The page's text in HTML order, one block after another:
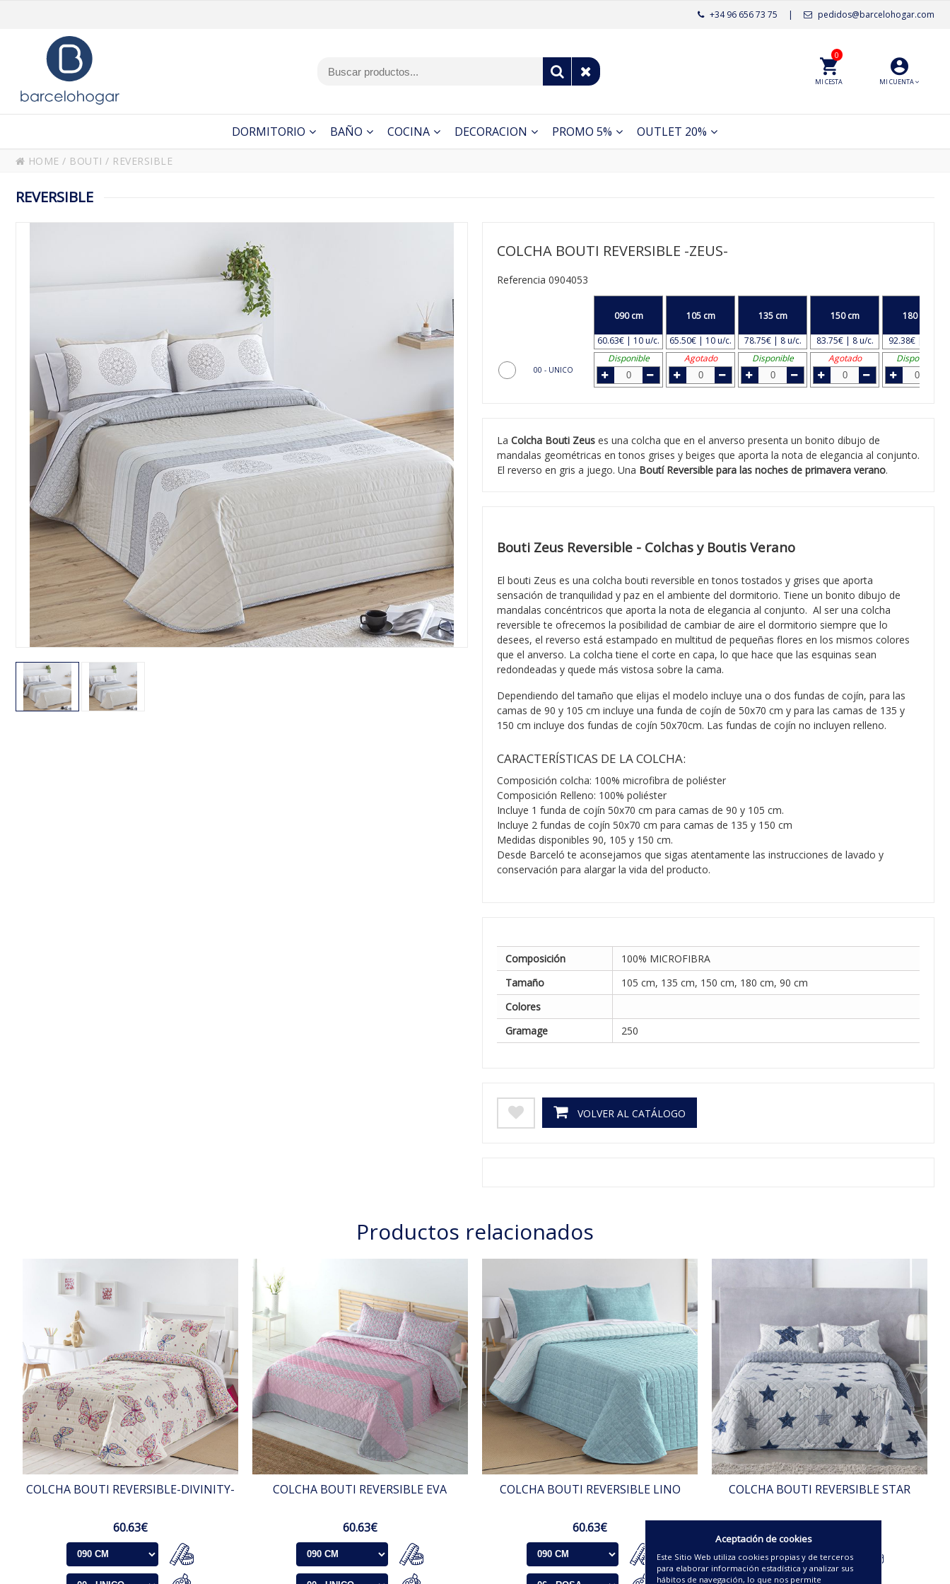
pedidos@barcelohogar.com
|
+34 96 656 73 75
MI CUENTA
MI CESTA
0
DORMITORIO BAÑO COCINA DECORACION PROMO 5% OUTLET 20%
HOME / BOUTI / REVERSIBLE
REVERSIBLE
COLCHA BOUTI REVERSIBLE -ZEUS-
Referencia 0904053
00 - UNICO
090 cm
60.63€ | 10 u/c.
105 cm
65.50€ | 10 u/c.
135 cm
78.75€ | 8 u/c.
150 cm
83.75€ | 8 u/c.
180 cm
92.38€ | 8 u/c.
Disponible
Agotado Disponible Agotado Disponible
La Colcha Bouti Zeus es una colcha que en el anverso presenta un bonito dibujo de
mandalas geométricas en tonos grises y beiges que aporta la nota de elegancia al conjunto.
El reverso en gris a juego. Una Boutí Reversible para las noches de primavera verano.
Bouti Zeus Reversible - Colchas y Boutis Verano
El bouti Zeus es una colcha bouti reversible en tonos tostados y grises que aporta
sensación de tranquilidad y paz en el ambiente del dormitorio. Tiene un bonito dibujo de
mandalas concéntricos que aporta la nota de elegancia al conjunto. Al ser una colcha
reversible te ofrecemos la posibilidad de cambiar de aire el dormitorio siempre que lo
desees, el reverso está estampado en multitud de pequeñas flores en los mismos colores
que el anverso. La colcha tiene el corte en capa, lo que hace que las esquinas sean
redondeadas y quede más vistosa sobre la cama.
Dependiendo del tamaño que elijas el modelo incluye una o dos fundas de cojín, para las
camas de 90 y 105 cm incluye una funda de cojín de 50x70 cm y para las camas de 135 y
150 cm incluye dos fundas de cojín 50x70cm. Las fundas de cojín no incluyen relleno.
CARACTERÍSTICAS DE LA COLCHA:
Composición colcha: 100% microfibra de poliéster
Composición Relleno: 100% poliéster
Incluye 1 funda de cojín 50x70 cm para camas de 90 y 105 cm.
Incluye 2 fundas de cojín 50x70 cm para camas de 135 y 150 cm
Medidas disponibles 90, 105 y 150 cm.
Desde Barceló te aconsejamos que sigas atentamente las instrucciones de lavado y
conservación para alargar la vida del producto.
Composición
100% MICROFIBRA
Tamaño
105 cm, 135 cm, 150 cm, 180 cm, 90 cm
Colores
Gramage
250
VOLVER AL CATÁLOGO
Productos relacionados
COLCHA BOUTI REVERSIBLE-DIVINITY-
60.63€
COLCHA BOUTI REVERSIBLE EVA
60.63€
COLCHA BOUTI REVERSIBLE LINO
60.63€
COLCHA BOUTI REVERSIBLE STAR
Aceptación de cookies
Este Sitio Web utiliza cookies propias y de terceros
para elaborar información estadística y analizar sus
hábitos de navegación, lo que nos permite